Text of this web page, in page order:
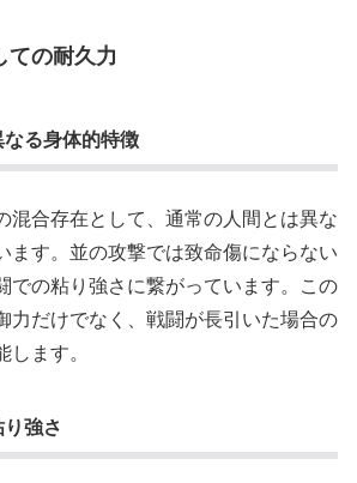
ての耐久力
る身体的特徴
混合存在として、通常の人間とは異な
ます。並の攻撃では致命傷にならない
での粘り強さに繋がっています。この
力だけでなく、戦闘が長引いた場合の
します。
強さ